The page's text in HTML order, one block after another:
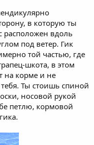
в которую ты
расположен вдоль
под ветер. Гик
той частью, где
шкота, в этом
на корме и не
Ты стоишь спиной
носовой рукой
петлю, кормовой